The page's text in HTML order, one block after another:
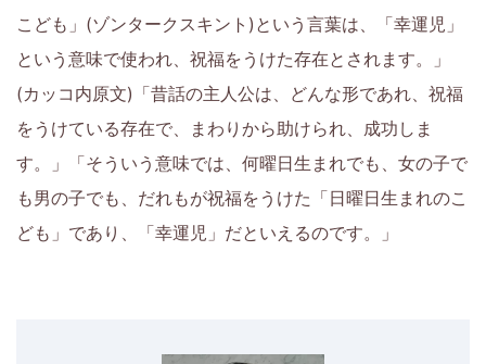
こども」(ゾンタークスキント)という言葉は、「幸運児」
という意味で使われ、祝福をうけた存在とされます。」
(カッコ内原文)「昔話の主人公は、どんな形であれ、祝福
をうけている存在で、まわりから助けられ、成功しま
す。」「そういう意味では、何曜日生まれでも、女の子で
も男の子でも、だれもが祝福をうけた「日曜日生まれのこ
ども」であり、「幸運児」だといえるのです。」